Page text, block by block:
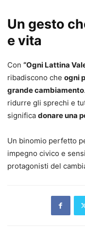
Un gesto
e vita
Con “Ogni Lattina
ribadiscono che ogni
grande cambiamento
ridurre gli sprechi e
significa donare una
Un binomio perfetto
impegno civico e
protagonisti del